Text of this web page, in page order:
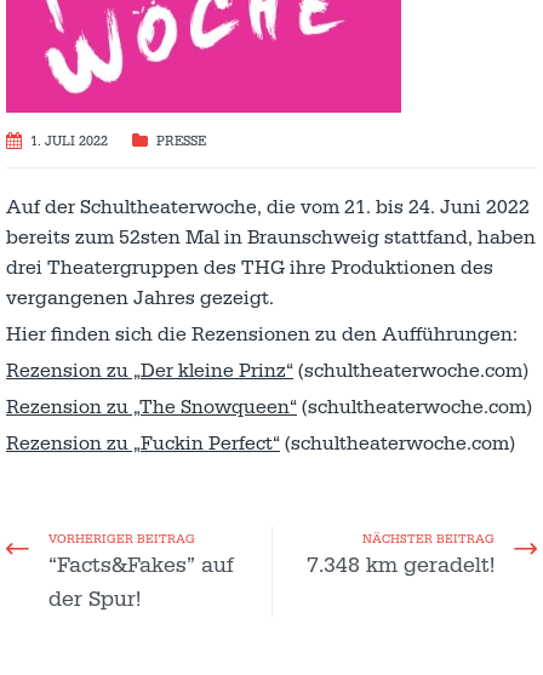
1. JULI 2022 PRESSE
Auf der Schultheaterwoche, die vom 21. bis 24. Juni 2022
bereits zum 52sten Mal in Braunschweig stattfand, haben
drei Theatergruppen des THG ihre Produktionen des
vergangenen Jahres gezeigt.
Hier finden sich die Rezensionen zu den Aufführungen:
Rezension zu „Der kleine Prinz“ (schultheaterwoche.com)
Rezension zu „The Snowqueen“ (schultheaterwoche.com)
Rezension zu „Fuckin Perfect“ (schultheaterwoche.com)
VORHERIGER BEITRAG
“Facts&Fakes” auf
der Spur!
NÄCHSTER BEITRAG
7.348 km geradelt!